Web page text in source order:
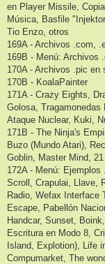
en Player Missile,
Música, Basfile
Tio Enzo, otros
169A - Archivos .com,
169B - Menú: Archivos
170A - Archivos .pic en
170B - KoalaPainter
171A - Crazy Eights,
Golosa, Tragamonedas
Ataque Nuclear, Kuki,
171B - The Ninja's
Buzo (Mundo Atari),
Goblin, Master Mind,
172A - Menú: Ejemplos
Scroll, Crapulai, Llave,
Radio, Wefax Interface
Escape, Pabellón
Handcar, Sunset,
Escritura en Modo 8,
Island, Explotion), Life
Compumarket, The